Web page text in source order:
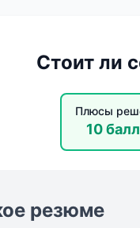
Стоит ли
Плюсы
10
резюме